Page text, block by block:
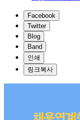
Facebook
Twitter
Blog
Band
인쇄
링크복사